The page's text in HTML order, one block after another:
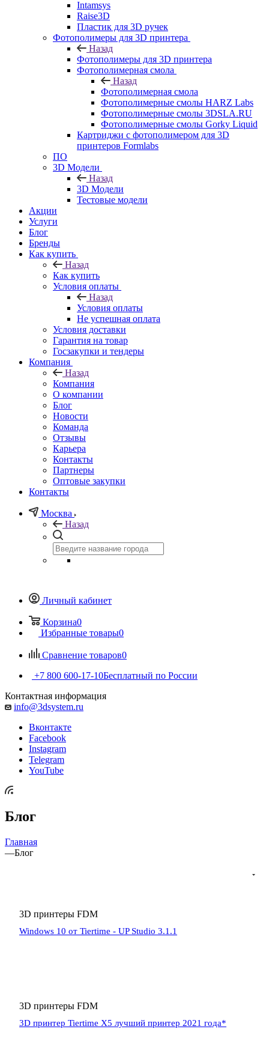
Intamsys
Raise3D
Пластик для 3D ручек
Фотополимеры для 3D принтера
Назад
Фотополимеры для 3D принтера
Фотополимерная смола
Назад
Фотополимерная смола
Фотополимерные смолы HARZ Labs
Фотополимерные смолы 3DSLA.RU
Фотополимерные смолы Gorky Liquid
Картриджи с фотополимером для 3D
принтеров Formlabs
ПО
3D Модели
Назад
3D Модели
Тестовые модели
Акции
Услуги
Блог
Бренды
Как купить
Назад
Как купить
Условия оплаты
Назад
Условия оплаты
Не успешная оплата
Условия доставки
Гарантия на товар
Госзакупки и тендеры
Компания
Назад
Компания
О компании
Блог
Новости
Команда
Отзывы
Карьера
Контакты
Партнеры
Оптовые закупки
Контакты
Москва
Назад
Личный кабинет
Корзина0
Избранные товары0
Сравнение товаров0
+7 800 600-17-10Бесплатный по России
Контактная информация
info@3dsystem.ru
Вконтакте
Facebook
Instagram
Telegram
YouTube
Блог
Главная
—Блог
3D принтеры FDM
Windows 10 от Tiertime - UP Studio 3.1.1
3D принтеры FDM
3D принтер Tiertime X5 лучший принтер 2021 года*